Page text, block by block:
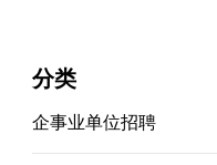
分类
企事业单位招聘